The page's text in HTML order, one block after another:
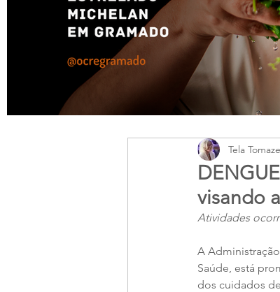
visando
Tela
Atividades
A
Saúde, está
dos cuidados